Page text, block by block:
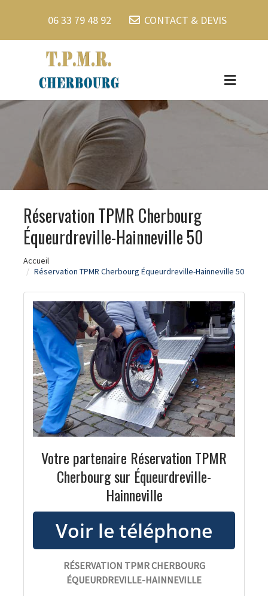
06 33 79 48 92 CONTACT & DEVIS
Réservation TPMR Cherbourg
Équeurdreville-Hainneville 50
Accueil
Réservation TPMR Cherbourg Équeurdreville-Hainneville 50
Votre partenaire Réservation TPMR
Cherbourg sur Équeurdreville-
Hainneville
RÉSERVATION TPMR CHERBOURG
ÉQUEURDREVILLE-HAINNEVILLE